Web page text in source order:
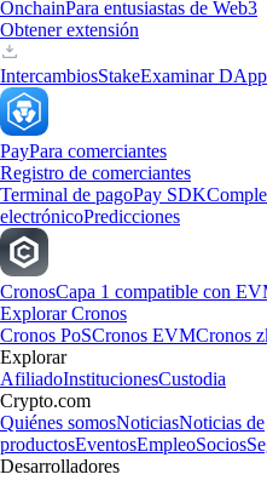
OnchainPara entusiastas de Web3
Obtener extensión
IntercambiosStakeExaminar
PayPara comerciantes
Registro de comerciantes
Terminal de pagoPay SDK
electrónicoPredicciones
CronosCapa 1 compatible con
Explorar Cronos
Cronos PoSCronos EVMCronos
Explorar
AfiliadoInstitucionesCustodia
Crypto.com
Quiénes somosNoticiasNoticias de
productosEventosEmpleoSocios
Desarrolladores